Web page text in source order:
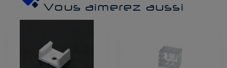
Vous aimerez aussi